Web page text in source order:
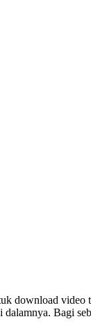
download video
dalamnya. Bagi